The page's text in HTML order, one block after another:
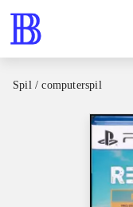
Spil / computerspil